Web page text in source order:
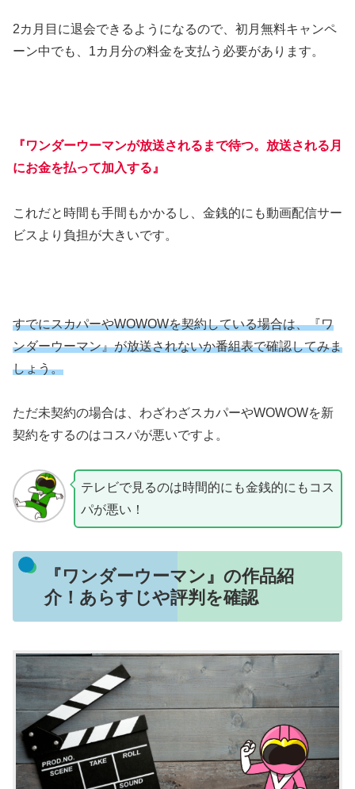
2カ月目に退会できるようになるので、初月無料キャンペ
ーン中でも、1カ月分の料金を支払う必要があります。
『ワンダーウーマンが放送されるまで待つ。放送される月
にお金を払って加入する』
これだと時間も手間もかかるし、金銭的にも動画配信サー
ビスより負担が大きいです。
すでにスカパーやWOWOWを契約している場合は、『ワ
ンダーウーマン』が放送されないか番組表で確認してみま
しょう。
ただ未契約の場合は、わざわざスカパーやWOWOWを新
契約をするのはコスパが悪いですよ。
テレビで見るのは時間的にも金銭的にもコス
パが悪い！
『ワンダーウーマン』の作品紹
介！あらすじや評判を確認